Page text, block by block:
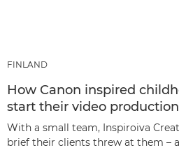
FINLAND
How Canon inspired
start their video
With a small team, Inspiroiva
brief their clients threw at them –